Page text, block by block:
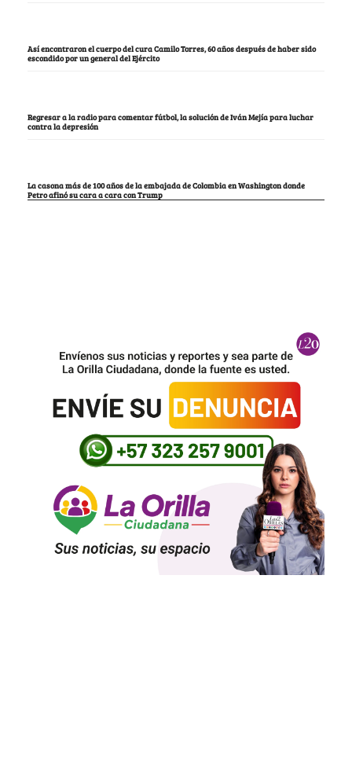
Así encontraron el cuerpo del cura Camilo Torres, 60 años después de haber sido
escondido por un general del Ejército
Regresar a la radio para comentar fútbol, la solución de Iván Mejía para luchar
contra la depresión
La casona más de 100 años de la embajada de Colombia en Washington donde
Petro afinó su cara a cara con Trump